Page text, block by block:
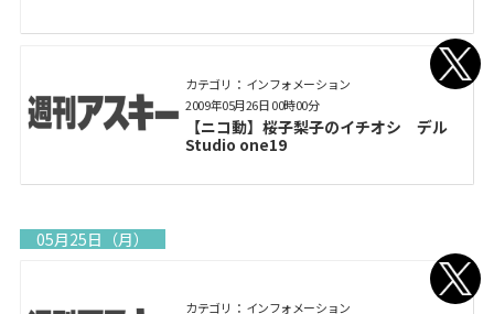
カテゴリ： インフォメーション
【ニコ動】桜子梨子のイチオシ デル
Studio one19
2009年05月26日 00時00分
05月25日（月）
カテゴリ： インフォメーション